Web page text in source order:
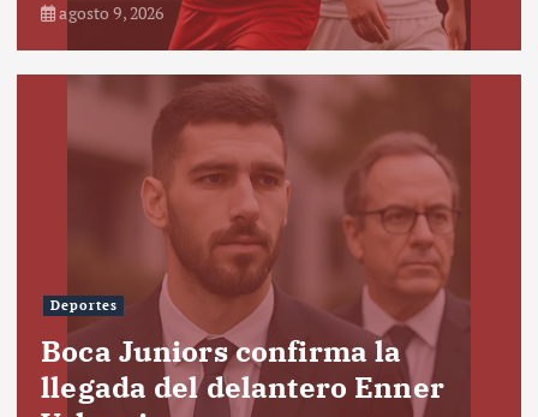
agosto 9, 2026
Deportes
Boca Juniors confirma la
llegada del delantero Enner